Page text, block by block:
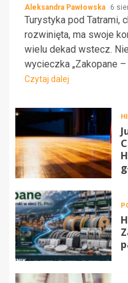
Aleksandra Pawłowska 6
Turystyka pod Tatrami,
rozwinięta, ma swoje
wielu dekad wstecz.
wycieczka „Zakopane
Czytaj dalej